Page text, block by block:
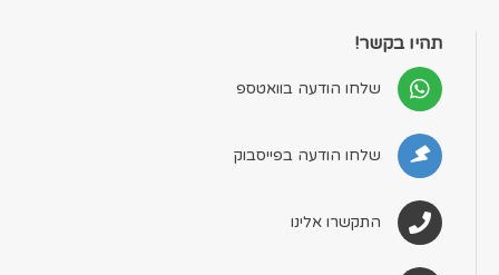
תהיו בקשר!
שלחו הודעה בוואטספ
שלחו הודעה בפייסבוק
התקשרו אלינו